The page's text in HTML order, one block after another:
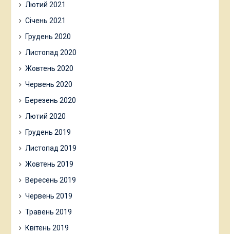
Лютий 2021
Січень 2021
Грудень 2020
Листопад 2020
Жовтень 2020
Червень 2020
Березень 2020
Лютий 2020
Грудень 2019
Листопад 2019
Жовтень 2019
Вересень 2019
Червень 2019
Травень 2019
Квітень 2019